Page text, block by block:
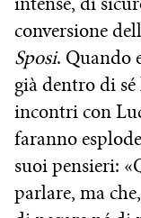
conversione
Sposi. Quando
già dentro di
incontri con
faranno
suoi pensieri:
parlare, ma